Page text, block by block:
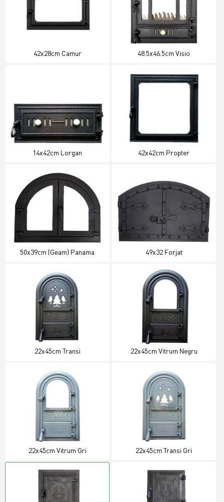
42x28cm Camur 48.5x46.5cm Visio
14x42cm Lorgan 42x42cm Propter
50x39cm (Geam) Panama 49x32 Forjat
22x45cm Transi 22x45cm Vitrum Negru
22x45cm Vitrum Gri 22x45cm Transi Gri